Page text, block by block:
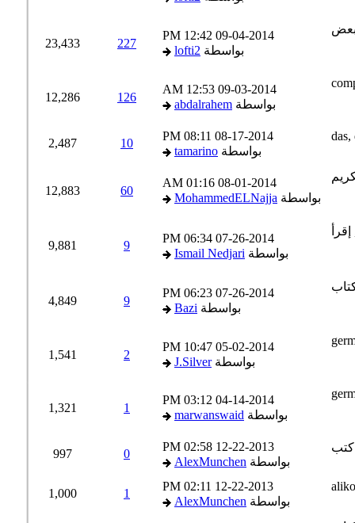
09-04-2014
12:42 PM
بواسطةlofti2
227
23,433
09-03-2014
12:53 AM
بواسطةabdalrahem
126
12,286
08-17-2014
08:11 PM
بواسطةtamarino
10
2,487
08-01-2014
01:16 AM
بواسطةMohammedELNajja
60
12,883
07-26-2014
06:34 PM
بواسطةIsmail Nedjari
9,881
07-26-2014
06:23 PM
بواسطةBazi
4,849
05-02-2014
10:47 PM
بواسطةJ.Silver
1,541
04-14-2014
03:12 PM
بواسطةmarwanswaid
1,321
12-22-2013
02:58 PM
بواسطةAlexMunchen
997
12-22-2013
02:11 PM
بواسطةAlexMunchen
1,000